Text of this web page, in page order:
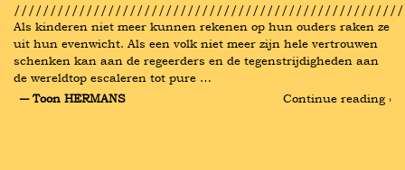
Als kinderen niet meer kunnen rekenen op hun ouders raken ze
uit hun evenwicht. Als een volk niet meer zijn hele vertrouwen
schenken kan aan de regeerders en de tegenstrijdigheden aan
de wereldtop escaleren tot pure …
― Toon HERMANS
Continue reading ›